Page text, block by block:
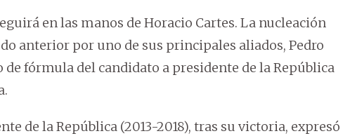
en las manos de Horacio Cartes. La nucleación
anterior por uno de sus principales aliados, Pedro
fórmula del candidato a presidente de la República
de la República (2013-2018), tras su victoria, expresó